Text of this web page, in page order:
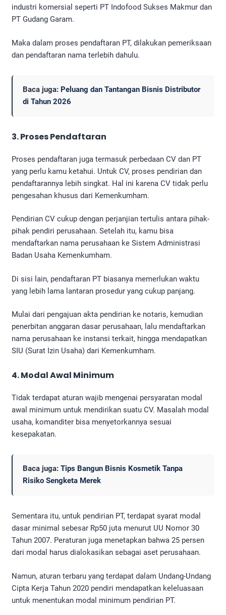
industri komersial seperti PT Indofood Sukses Makmur dan
PT Gudang Garam.
Maka dalam proses pendaftaran PT, dilakukan pemeriksaan
dan pendaftaran nama terlebih dahulu.
Baca juga: Peluang dan Tantangan Bisnis Distributor
di Tahun 2026
3. Proses Pendaftaran
Proses pendaftaran juga termasuk perbedaan CV dan PT
yang perlu kamu ketahui. Untuk CV, proses pendirian dan
pendaftarannya lebih singkat. Hal ini karena CV tidak perlu
pengesahan khusus dari Kemenkumham.
Pendirian CV cukup dengan perjanjian tertulis antara pihak-
pihak pendiri perusahaan. Setelah itu, kamu bisa
mendaftarkan nama perusahaan ke Sistem Administrasi
Badan Usaha Kemenkumham.
Di sisi lain, pendaftaran PT biasanya memerlukan waktu
yang lebih lama lantaran prosedur yang cukup panjang.
Mulai dari pengajuan akta pendirian ke notaris, kemudian
penerbitan anggaran dasar perusahaan, lalu mendaftarkan
nama perusahaan ke instansi terkait, hingga mendapatkan
SIU (Surat Izin Usaha) dari Kemenkumham.
4. Modal Awal Minimum
Tidak terdapat aturan wajib mengenai persyaratan modal
awal minimum untuk mendirikan suatu CV. Masalah modal
usaha, komanditer bisa menyetorkannya sesuai
kesepakatan.
Baca juga: Tips Bangun Bisnis Kosmetik Tanpa
Risiko Sengketa Merek
Sementara itu, untuk pendirian PT, terdapat syarat modal
dasar minimal sebesar Rp50 juta menurut UU Nomor 30
Tahun 2007. Peraturan juga menetapkan bahwa 25 persen
dari modal harus dialokasikan sebagai aset perusahaan.
Namun, aturan terbaru yang terdapat dalam Undang-Undang
Cipta Kerja Tahun 2020 pendiri mendapatkan keleluasaan
untuk menentukan modal minimum pendirian PT.